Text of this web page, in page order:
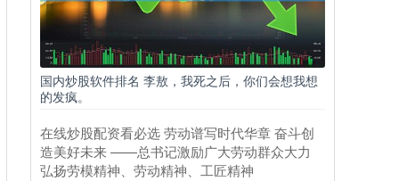
国内炒股软件排名 李敖，我死之后，你们会想我想
的发疯。
在线炒股配资看必选 劳动谱写时代华章 奋斗创
造美好未来 ——总书记激励广大劳动群众大力
弘扬劳模精神、劳动精神、工匠精神